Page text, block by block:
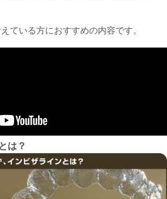
ている方におすすめの内容です。
は？